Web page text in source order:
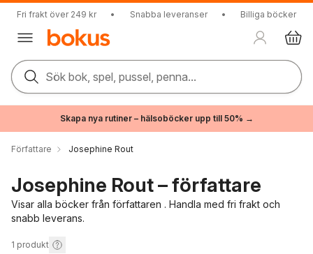
Fri frakt över 249 kr • Snabba leveranser • Billiga böcker
Sök bok, spel, pussel, penna...
Skapa nya rutiner – hälsoböcker upp till 50% →
Författare Josephine Rout
Josephine Rout – författare
Visar alla böcker från författaren . Handla med fri frakt och
snabb leverans.
1 produkt